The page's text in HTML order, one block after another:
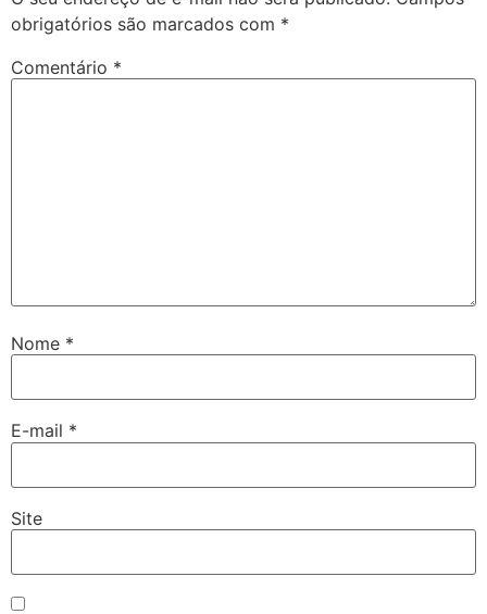
obrigatórios são marcados com *
Comentário *
Nome *
E-mail *
Site